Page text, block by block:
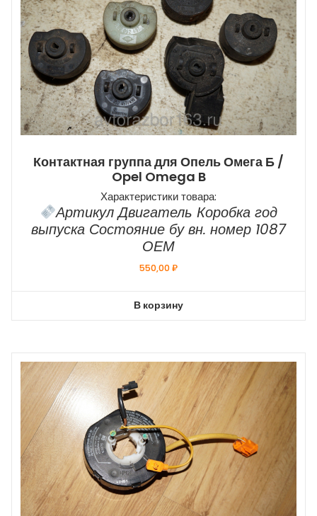
Контактная группа для Опель Омега Б /
Opel Omega B
Характеристики товара:
Артикул Двигатель Коробка год
выпуска Состояние бу вн. номер 1087
ОЕМ
550,00₽
В корзину